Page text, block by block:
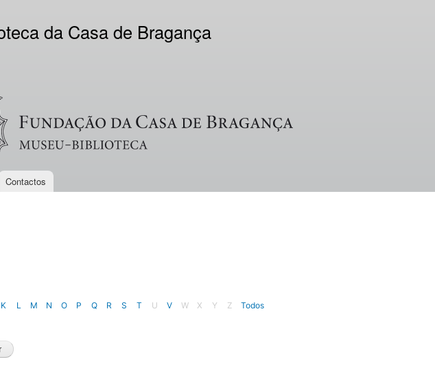
da Casa de Bragança
Contactos
K L M N O P Q R S T U V W X Y Z Todos